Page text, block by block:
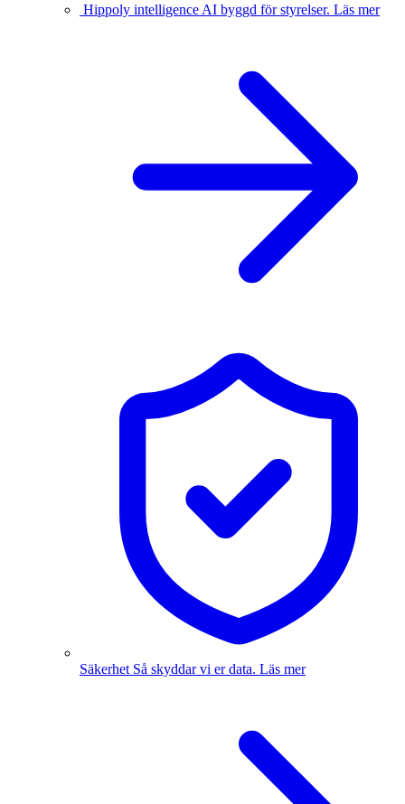
Hippoly intelligence AI byggd för styrelser. Läs mer
Säkerhet Så skyddar vi er data. Läs mer